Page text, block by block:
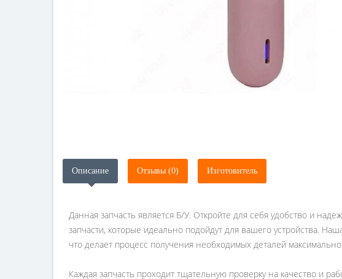
Описание Отзывы (0) Изготовитель
Данная запчасть является Б/У. Откройте для себя удобство и
запчасти, которые идеально подойдут для вашего устройства.
что делает процесс получения необходимых деталей
Каждая запчасть проходит тщательную проверку на качество и